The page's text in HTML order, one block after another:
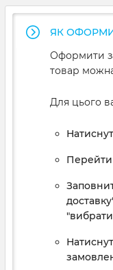
ЯК
Оформити
товар
Для цього